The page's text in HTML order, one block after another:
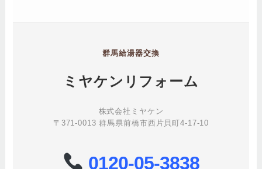
群馬給湯器交換
ミヤケンリフォーム
株式会社ミヤケン
〒371-0013 群馬県前橋市西片貝町4-17-10
0120-05-3838